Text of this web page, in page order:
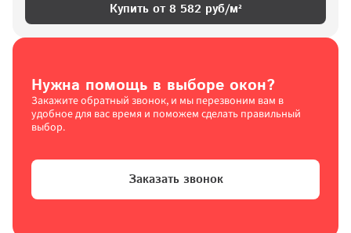
Купить от 8 582 руб/м²
Нужна помощь в выборе окон?
Закажите обратный звонок, и мы перезвоним вам в
удобное для вас время и поможем сделать правильный
выбор.
Заказать звонок